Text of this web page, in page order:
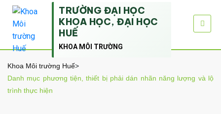
TRƯỜNG ĐẠI HỌC
KHOA HỌC, ĐẠI HỌC
HUẾ
KHOA MÔI TRƯỜNG
Khoa Môi trường Huế>
Danh mục phương tiện, thiết bị phải dán nhãn năng lượng và lộ
trình thực hiện